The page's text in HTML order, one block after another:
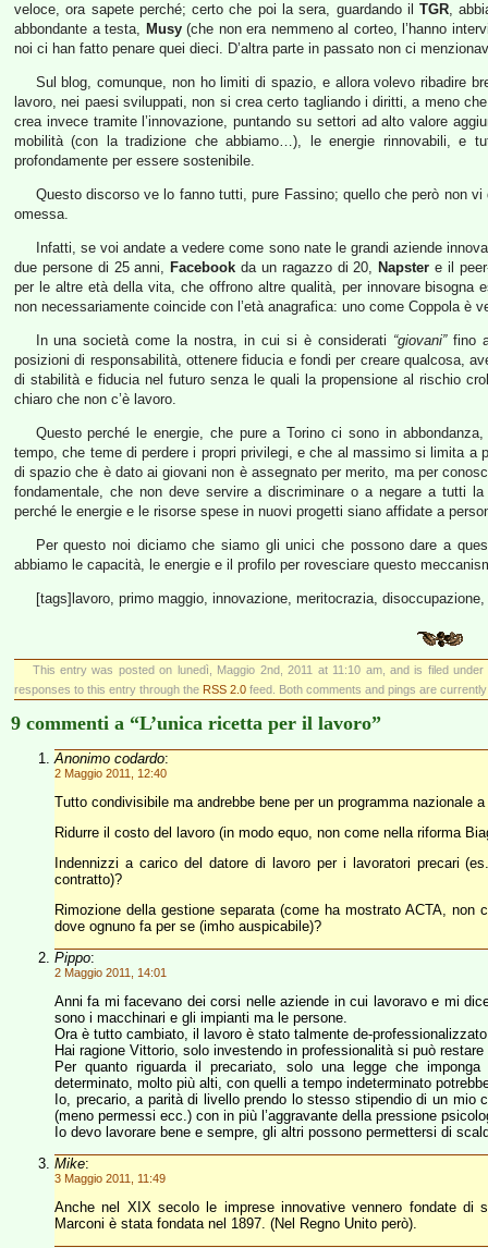
veloce, ora sapete perché; certo che poi la sera, guardando ilTGR,
abbondante a testa, Musy(che non era nemmeno al corteo, l’hanno
noi ci han fatto penare quei dieci. D’altra parte in passato non ci
Sul blog, comunque, non ho limiti di spazio, e allora volevo ribadire
lavoro, nei paesi sviluppati, non si crea certo tagliando i diritti, a meno
crea invece tramite l’innovazione, puntando su settori ad alto valore
mobilità (con la tradizione che abbiamo…), le energie rinnovabili, e
profondamente per essere sostenibile.
Questo discorso ve lo fanno tutti, pure Fassino; quello che però non
omessa.
Infatti, se voi andate a vedere come sono nate le grandi aziende
due persone di 25 anni, Facebook da un ragazzo di 20, Napster e il
per le altre età della vita, che offrono altre qualità, per innovare
non necessariamente coincide con l’età anagrafica: uno come Coppola è
In una società come la nostra, in cui si è considerati “giovani”fino a
posizioni di responsabilità, ottenere fiducia e fondi per creare qualcosa,
di stabilità e fiducia nel futuro senza le quali la propensione al rischio
chiaro che non c’è lavoro.
Questo perché le energie, che pure a Torino ci sono in
tempo, che teme di perdere i propri privilegi, e che al massimo si limita a
di spazio che è dato ai giovani non è assegnato per merito, ma per
fondamentale, che non deve servire a discriminare o a negare a tutti
perché le energie e le risorse spese in nuovi progetti siano affidate a
Per questo noi diciamo che siamo gli unici che possono dare a
abbiamo le capacità, le energie e il profilo per rovesciare questo
[tags]lavoro, primo maggio, innovazione, meritocrazia,
This entry was posted on lunedì, Maggio 2nd, 2011 at 11:10 am, and is filed under
responses to this entry through the RSS 2.0 feed. Both comments and pings are
9 commenti a “L’unica ricetta per il lavoro”
Anonimo codardo:
2 Maggio 2011, 12:40
Tutto condivisibile ma andrebbe bene per un programma nazionale
Ridurre il costo del lavoro (in modo equo, non come nella riforma
Indennizzi a carico del datore di lavoro per i lavoratori precari
contratto)?
Rimozione della gestione separata (come ha mostrato ACTA,
dove ognuno fa per se (imho auspicabile)?
Pippo:
2 Maggio 2011, 14:01
Anni fa mi facevano dei corsi nelle aziende in cui lavoravo e mi
sono i macchinari e gli impianti ma le persone.
Ora è tutto cambiato, il lavoro è stato talmente de-
Hai ragione Vittorio, solo investendo in professionalità si può
Per quanto riguarda il precariato, solo una legge che
determinato, molto più alti, con quelli a tempo indeterminato
Io, precario, a parità di livello prendo lo stesso stipendio di un mio
(meno permessi ecc.) con in più l’aggravante della pressione
Io devo lavorare bene e sempre, gli altri possono permettersi di
Mike:
3 Maggio 2011, 11:49
Anche nel XIX secolo le imprese innovative vennero fondate
Marconi è stata fondata nel 1897. (Nel Regno Unito però).